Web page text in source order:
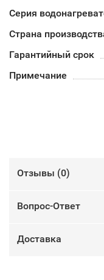
Серия
Страна
Гарантийный срок
Примечание
Отзывы (0)
Вопрос-Ответ
Доставка